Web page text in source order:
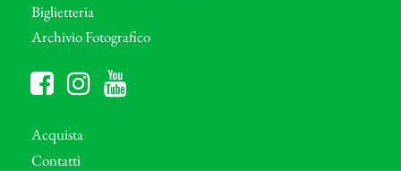
Biglietteria
Archivio Fotografico
Acquista
Contatti